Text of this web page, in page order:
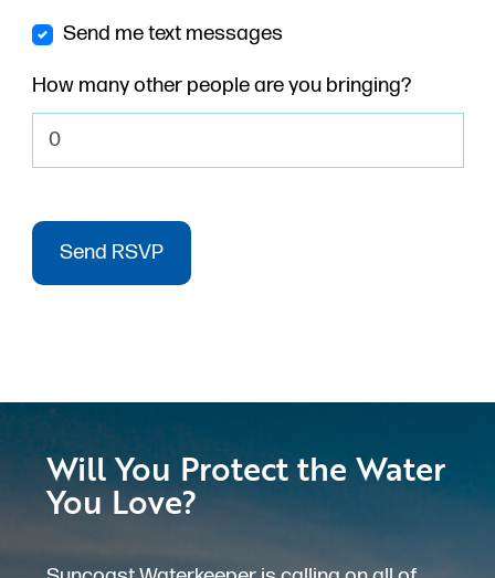
Send me text messages
How many other people are you bringing?
Will You Protect the Water
You Love?